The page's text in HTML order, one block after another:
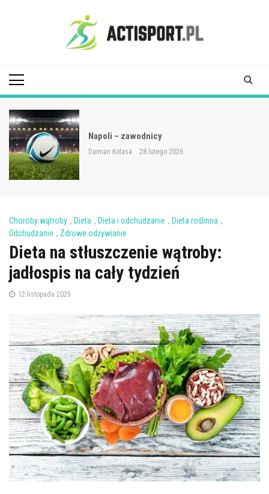
Napoli – zawodnicy
Damian Kolasa 28 lutego 2026
Choroby wątroby , Dieta , Dieta i odchudzanie , Dieta roślinna ,
Odchudzanie , Zdrowe odżywianie
Dieta na stłuszczenie wątroby:
jadłospis na cały tydzień
12 listopada 2025